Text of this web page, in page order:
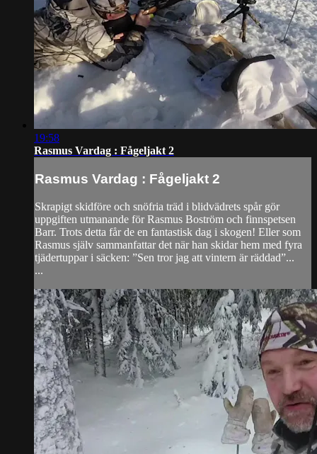
19:58
Rasmus Vardag : Fågeljakt 2
Rasmus Vardag : Fågeljakt 2
Skrapigt skidföre och snöfria träd i blidvädrets spår gör
uppgiften utmanande för Rasmus Boström och finnspetsen
Barr. Trots detta får de en fantastisk dag i skogen! Eller som
Rasmus själv sammanfattar det när han skidar hem med fyra
tjädertuppar i säcken: ”Sen tror jag att vintern är räddad”...
...